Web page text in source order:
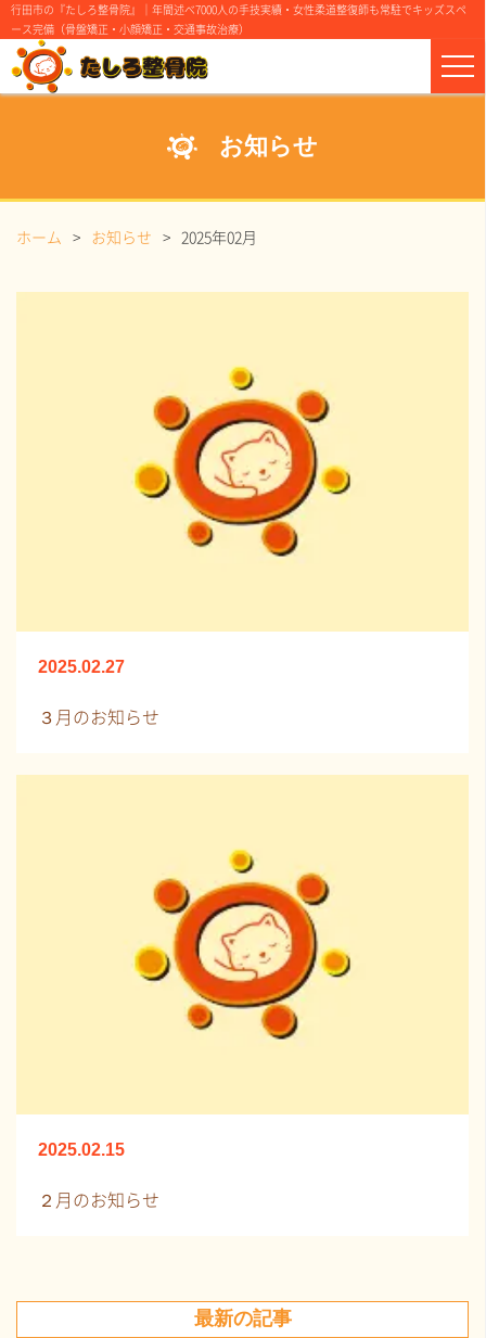
行田市の『たしろ整骨院』｜年間述べ7000人の手技実績・女性柔道整復師も常駐でキッズスペ
ース完備（骨盤矯正・小顔矯正・交通事故治療）
お知らせ
ホーム お知らせ 2025年02月
2025.02.27
３月のお知らせ
2025.02.15
２月のお知らせ
最新の記事